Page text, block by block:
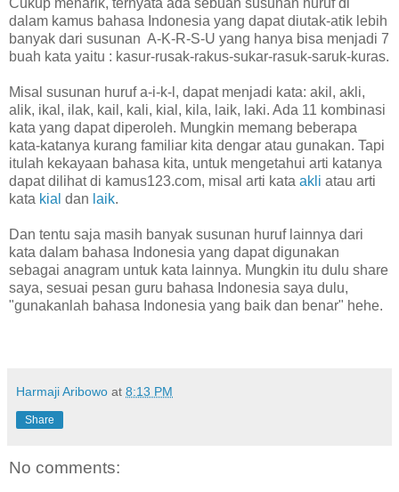
dalam kamus bahasa Indonesia yang dapat diutak-atik lebih
banyak dari susunan A-K-R-S-U yang hanya bisa menjadi 7
buah kata yaitu : kasur-rusak-rakus-sukar-rasuk-saruk-kuras.
Misal susunan huruf a-i-k-l, dapat menjadi kata: akil, akli,
alik, ikal, ilak, kail, kali, kial, kila, laik, laki. Ada 11 kombinasi
kata yang dapat diperoleh. Mungkin memang beberapa
kata-katanya kurang familiar kita dengar atau gunakan. Tapi
itulah kekayaan bahasa kita, untuk mengetahui arti katanya
dapat dilihat di kamus123.com, misal arti kata akli atau arti
kata kial dan laik.
Dan tentu saja masih banyak susunan huruf lainnya dari
kata dalam bahasa Indonesia yang dapat digunakan
sebagai anagram untuk kata lainnya. Mungkin itu dulu share
saya, sesuai pesan guru bahasa Indonesia saya dulu,
"gunakanlah bahasa Indonesia yang baik dan benar" hehe.
Harmaji Aribowo at 8:13 PM
Share
No comments: